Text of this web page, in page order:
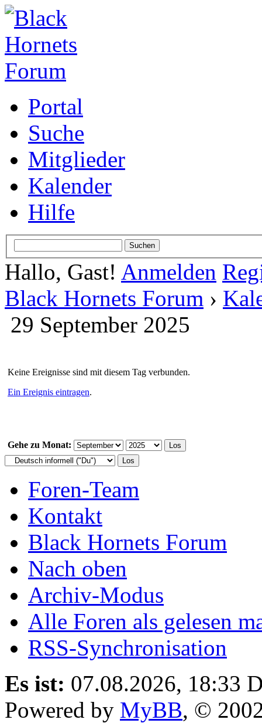
Portal
Suche
Mitglieder
Kalender
Hilfe
Hallo, Gast! Anmelden
Black Hornets Forum ›
29 September 2025
Keine Ereignisse sind mit diesem Tag verbunden.
Ein Ereignis eintragen.
Gehe zu Monat:
Foren-Team
Kontakt
Black Hornets Forum
Nach oben
Archiv-Modus
Alle Foren als gelesen
RSS-Synchronisation
Es ist: 07.08.2026, 18:33
Powered by MyBB, ©